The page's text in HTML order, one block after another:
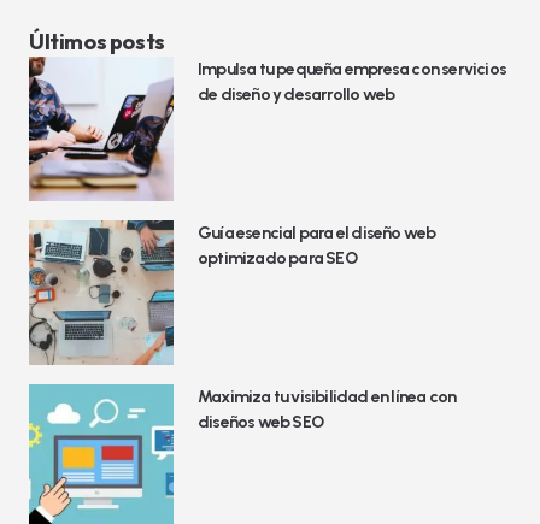
Últimos posts
Impulsa tu pequeña empresa con servicios
de diseño y desarrollo web
Guía esencial para el diseño web
optimizado para SEO
Maximiza tu visibilidad en línea con
diseños web SEO